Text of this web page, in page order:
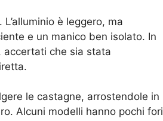
è leggero, ma
e un manico ben isolato. In
accertati che sia stata
le castagne, arrostendole in
Alcuni modelli hanno pochi fori